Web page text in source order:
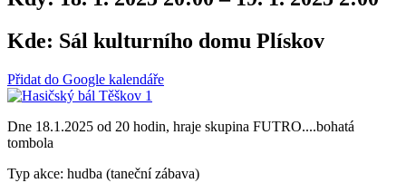
Kde: Sál kulturního domu Plískov
Přidat do Google kalendáře
Dne 18.1.2025 od 20 hodin, hraje skupina FUTRO....bohatá
tombola
Typ akce: hudba (taneční zábava)